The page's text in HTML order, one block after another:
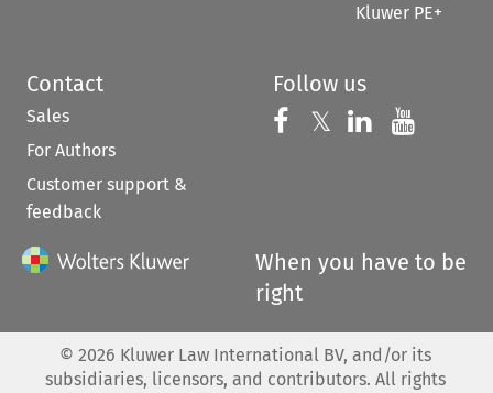
Kluwer PE+
Contact
Sales
For Authors
Customer support &
feedback
Follow us
Follow us on
𝕏 Follow us on
Follow us
When you have to be
right
© 2026 Kluwer Law International BV, and/or its
subsidiaries, licensors, and contributors. All rights